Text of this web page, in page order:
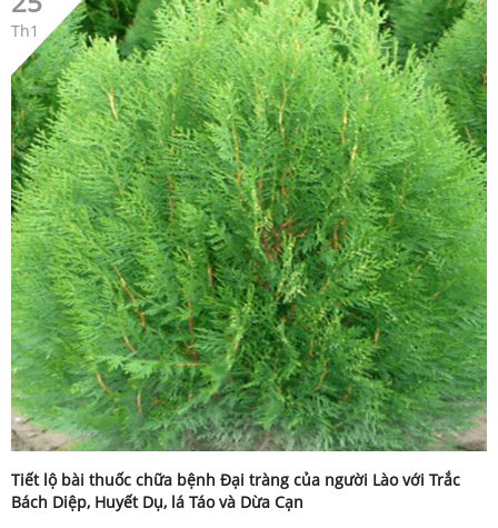
Th1
Tiết lộ bài thuốc chữa bệnh Đại tràng của người Lào với Trắc
Bách Diệp, Huyết Dụ, lá Táo và Dừa Cạn